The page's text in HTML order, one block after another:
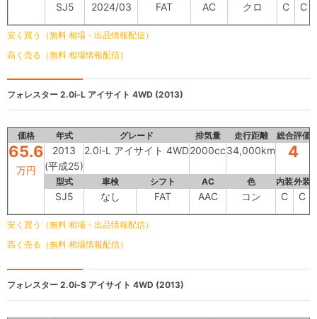
SJ5 2024/03 FAT AC クロ C C
安く買う（無料 相場・出品情報配信）
高く売る（無料 相場情報配信）
フォレスター 2.0i-L アイサイト 4WD (2013)
価格 年式 グレード 排気量 走行距離 総合評価
65.6
万円
2013
(平成25)
2.0i-L アイサイト 4WD2000cc34,000km 4
型式 車検 シフト AC 色 内装外装
SJ5 なし FAT AAC コン C C
安く買う（無料 相場・出品情報配信）
高く売る（無料 相場情報配信）
フォレスター 2.0i-S アイサイト 4WD (2013)